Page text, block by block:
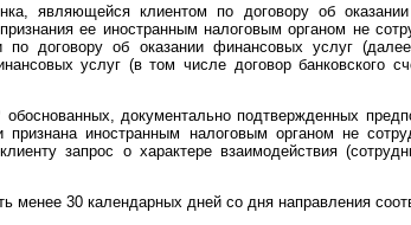
являющейся клиентом по договору об
ее иностранным налоговым органом не
по договору об оказании финансовых услуг
услуг (в том числе договор банковского
документально подтвержденных
признана иностранным налоговым органом не
запрос о характере взаимодействия
менее 30 календарных дней со дня направления